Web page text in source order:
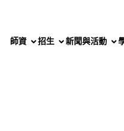
師資 招生 新聞與活動